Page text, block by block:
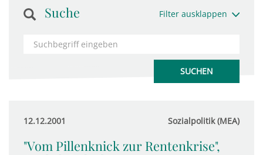
Suche Filter ausklappen
12.12.2001 Sozialpolitik (MEA)
"Vom Pillenknick zur Rentenkrise",